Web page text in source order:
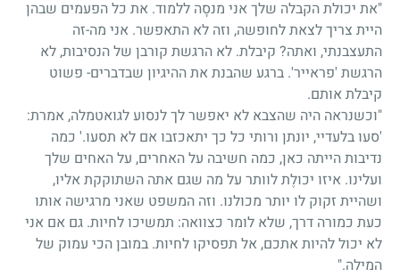
"את יכולת הקבלה שלך אני מנסָה ללמוד. את כל הפעמים שבהן
היית צריך לצאת לחופשה, וזה לא התאפשר. אני מה-זה
התעצבנתי, ואתה? קיבלת. לא הרגשת קורבן של הנסיבות, לא
הרגשת 'פראייר'. ברגע שהבנת את ההיגיון שבדברים- פשוט
קיבלת אותם.
"וכשנראה היה שהצבא לא יאפשר לך לנסוע לגואטמלה, אמרת:
'סעו בלעדיי, יונתן ורותי כל כך יתאכזבו אם לא תסעו.' כמה
נדיבות הייתה כאן, כמה חשיבה על האחרים, על האחים שלך
ועלינו. איזו יכולֶת לוותר על מה שגם אתה השתוקקת אליו,
ושהיית זקוק לו יותר מכולנו. וזה המשפט שאני מרגישה אותו
כעת כמורה דרך, שלא לומר כצוואה: תמשיכו לחיות. גם אם אני
לא יכול להיות אתכם, אל תפסיקו לחיות. במובן הכי עמוק של
המילה."